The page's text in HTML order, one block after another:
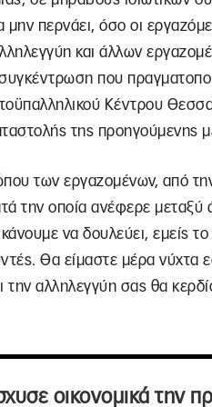
περνάει, όσο οι
και άλλων
που
Κέντρου
της προηγούμενης
των εργαζομένων, από
την οποία ανέφερε μεταξύ
να δουλεύει, εμείς
Θα είμαστε μέρα νύχτα
την αλληλεγγύη σας θα
οικονομικά την